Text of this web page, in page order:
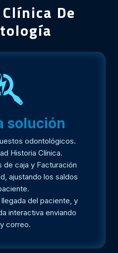
De
solución
odontológicos.
Historia Clínica.
de caja y Facturación
ajustando los saldos
del paciente, y
interactiva enviando
correo.